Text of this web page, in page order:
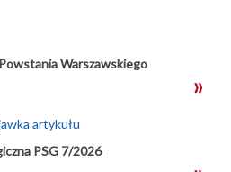
Warszawskiego
PSG 7/2026